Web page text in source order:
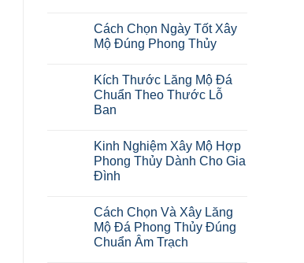
Cách Chọn Ngày Tốt Xây
Mộ Đúng Phong Thủy
Kích Thước Lăng Mộ Đá
Chuẩn Theo Thước Lỗ
Ban
Kinh Nghiệm Xây Mộ Hợp
Phong Thủy Dành Cho Gia
Đình
Cách Chọn Và Xây Lăng
Mộ Đá Phong Thủy Đúng
Chuẩn Âm Trạch